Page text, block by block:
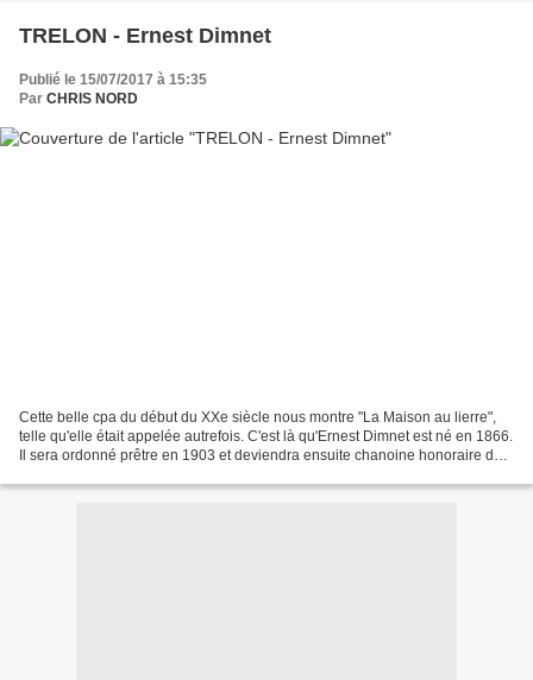
TRELON - Ernest Dimnet
Publié le 15/07/2017 à 15:35
Par CHRIS NORD
Cette belle cpa du début du XXe siècle nous montre "La Maison au lierre",
telle qu'elle était appelée autrefois. C'est là qu'Ernest Dimnet est né en 1866.
Il sera ordonné prêtre en 1903 et deviendra ensuite chanoine honoraire de